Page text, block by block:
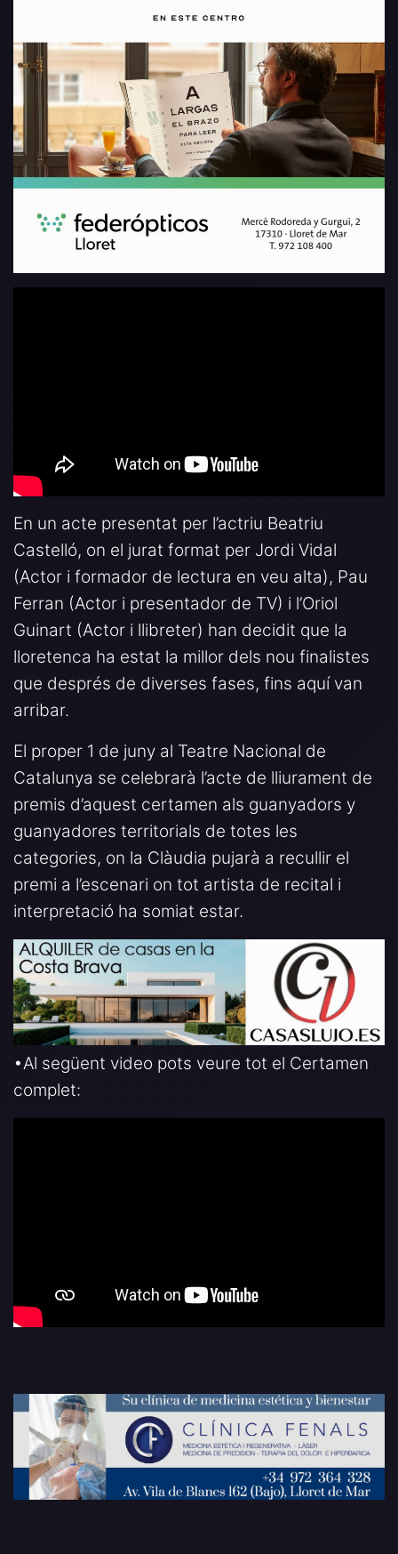
En un acte presentat per l’actriu Beatriu
Castelló, on el jurat format per Jordi Vidal
(Actor i formador de lectura en veu alta), Pau
Ferran (Actor i presentador de TV) i l’Oriol
Guinart (Actor i llibreter) han decidit que la
lloretenca ha estat la millor dels nou finalistes
que després de diverses fases, fins aquí van
arribar.
El proper 1 de juny al Teatre Nacional de
Catalunya se celebrarà l’acte de lliurament de
premis d’aquest certamen als guanyadors y
guanyadores territorials de totes les
categories, on la Clàudia pujarà a recullir el
premi a l’escenari on tot artista de recital i
interpretació ha somiat estar.
•Al següent video pots veure tot el Certamen
complet: